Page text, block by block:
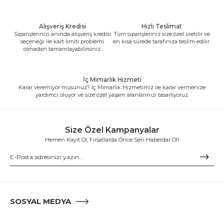
Alışveriş Kredisi
Siparişlerinizi anında alışveriş kredisi
seçeneği ile kart limiti problemi
olmadan tamamlayabilirsiniz.
Hızlı Teslimat
Tüm siparişleriniz size özel üretilir ve
en kısa sürede tarafınıza teslim edilir.
İç Mimarlık Hizmeti
Karar veremiyor musunuz? İç Mimarlık Hizmetimiz ile karar vermenize
yardımcı oluyor ve size özel yaşam alanlarınızı tasarlıyoruz.
Size Özel Kampanyalar
Hemen Kayıt Ol, Fırsatlarda Önce Sen Haberdar Ol!
SOSYAL MEDYA